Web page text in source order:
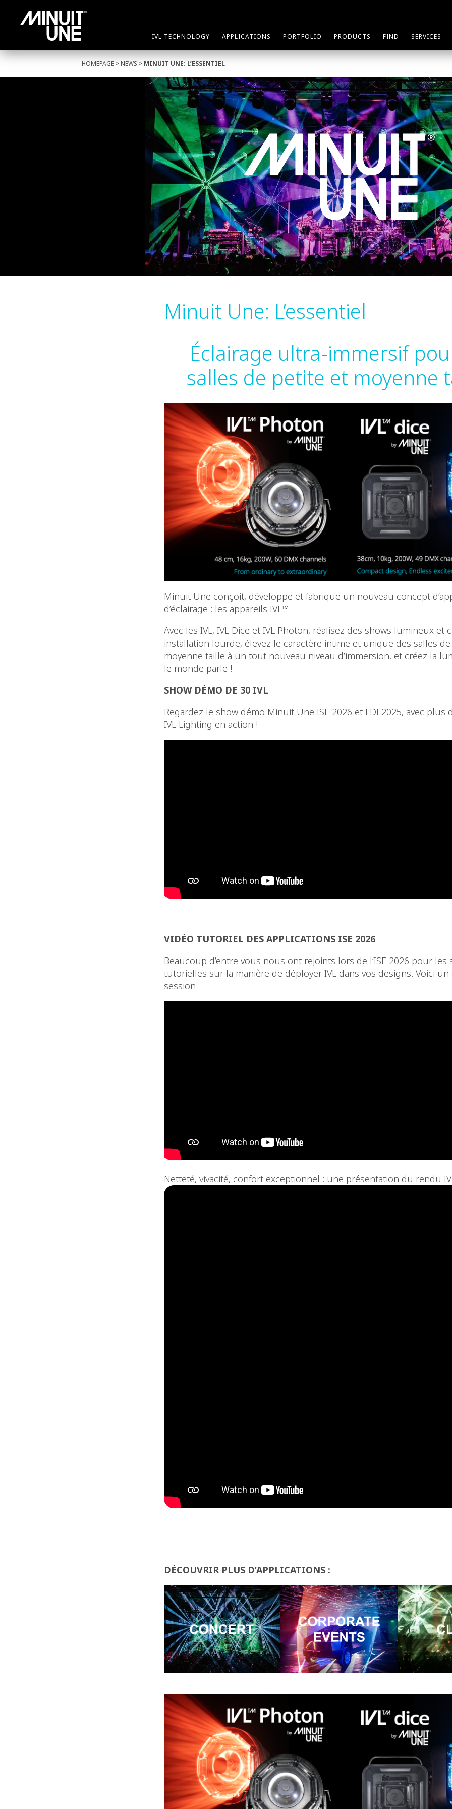
IVL TECHNOLOGY APPLICATIONS PORTFOLIO PRODUCTS FIND SERVICES
HOMEPAGE > NEWS > MINUIT UNE: L’ESSENTIEL
Minuit Une: L’essentiel
Éclairage ultra-immersif
salles de petite et moyenne
Minuit Une conçoit, développe et fabrique un nouveau concept
d’éclairage : les appareils IVL™.
Avec les IVL, IVL Dice et IVL Photon, réalisez des shows lumineux et
installation lourde, élevez le caractère intime et unique des salles
moyenne taille à un tout nouveau niveau d’immersion, et créez la
le monde parle !
SHOW DÉMO DE 30 IVL
Regardez le show démo Minuit Une ISE 2026 et LDI 2025, avec plus
IVL Lighting en action !
VIDÉO TUTORIEL DES APPLICATIONS ISE 2026
Beaucoup d’entre vous nous ont rejoints lors de l’ISE 2026 pour les
tutorielles sur la manière de déployer IVL dans vos designs. Voici
session.
Netteté, vivacité, confort exceptionnel : une présentation du rendu
DÉCOUVRIR PLUS D’APPLICATIONS :